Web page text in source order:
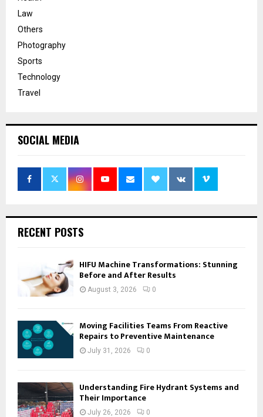
Law
Others
Photography
Sports
Technology
Travel
SOCIAL MEDIA
RECENT POSTS
HIFU Machine Transformations: Stunning
Before and After Results
August 3, 2026 0
Moving Facilities Teams From Reactive
Repairs to Preventive Maintenance
July 31, 2026 0
Understanding Fire Hydrant Systems and
Their Importance
July 26, 2026 0